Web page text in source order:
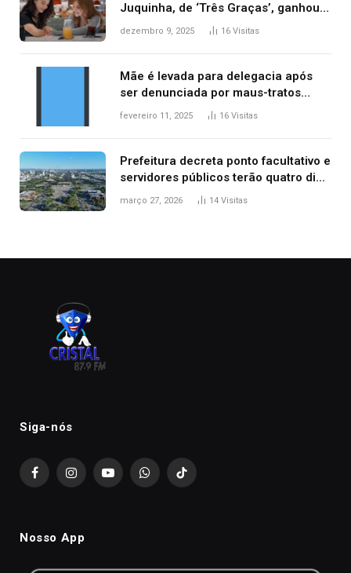
Juquinha, de ‘Três Graças’, ganhou
repercussão internacional
dezembro 9, 2025 16 Visitas
Mãe é levada para delegacia após
ser denunciada por maus-tratos
contra dois filhos, diz polícia
fevereiro 11, 2025 16 Visitas
Prefeitura decreta ponto facultativo e
servidores públicos terão quatro dias
de folga na Semana Santa
março 27, 2026 14 Visitas
Siga-nós
FacebookInstagramYouTubeWhatsAppTikTok
Nosso App